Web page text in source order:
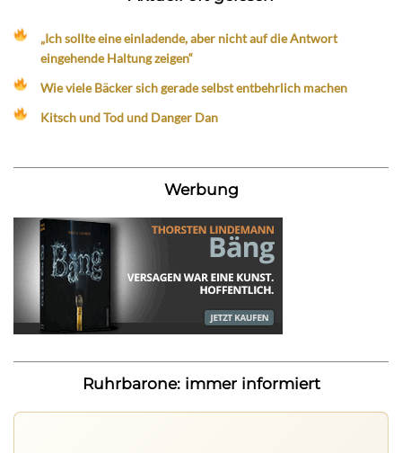
„Ich sollte eine einladende, aber nicht auf die Antwort
eingehende Haltung zeigen“
Wie viele Bäcker sich gerade selbst entbehrlich machen
Kitsch und Tod und Danger Dan
Werbung
Ruhrbarone: immer informiert